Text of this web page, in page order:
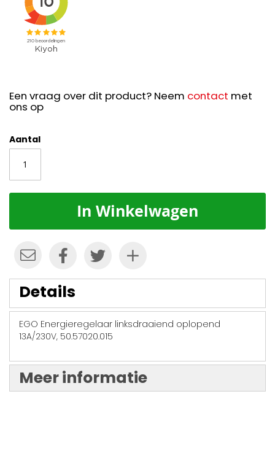
Een vraag over dit product? Neem contact met
ons op
Aantal
In Winkelwagen
Details
EGO Energieregelaar linksdraaiend oplopend
13A/230V, 50.57020.015
Meer informatie